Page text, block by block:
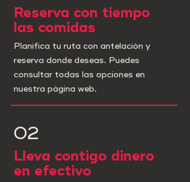
Reserva con tiempo
las comidas
Planifica tu ruta con antelación y
reserva donde deseas. Puedes
consultar todas las opciones en
nuestra página web.
02
Lleva contigo dinero
en efectivo